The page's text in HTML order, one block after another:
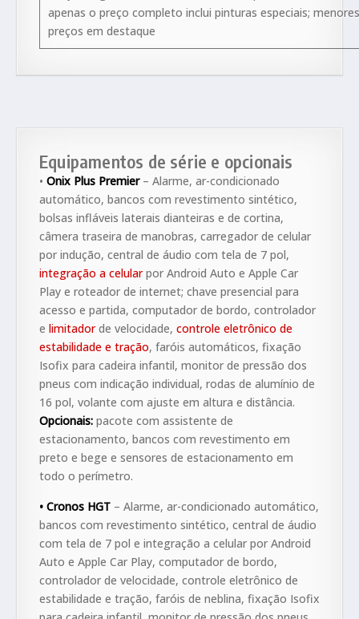
apenas o preço completo inclui pinturas especiais; menores
preços em destaque
Equipamentos de série e opcionais
• Onix Plus Premier– Alarme, ar-condicionado
automático, bancos com revestimento sintético,
bolsas infláveis laterais dianteiras e de cortina,
câmera traseira de manobras, carregador de celular
por indução, central de áudio com tela de 7 pol,
integração a celularpor Android Auto e Apple Car
Play e roteador de internet; chave presencial para
acesso e partida, computador de bordo, controlador
e limitadorde velocidade, controle eletrônico de
estabilidade e tração, faróis automáticos, fixação
Isofix para cadeira infantil, monitor de pressão dos
pneus com indicação individual, rodas de alumínio de
16 pol, volante com ajuste em altura e distância.
Opcionais: pacote com assistente de
estacionamento, bancos com revestimento em
preto e bege e sensores de estacionamento em
todo o perímetro.
• Cronos HGT – Alarme, ar-condicionado automático,
bancos com revestimento sintético, central de áudio
com tela de 7 pol e integração a celular por Android
Auto e Apple Car Play, computador de bordo,
controlador de velocidade, controle eletrônico de
estabilidade e tração, faróis de neblina, fixação Isofix